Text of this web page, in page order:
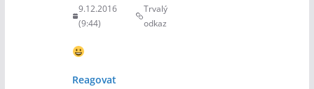
9.12.2016
(9:44)
Trvalý
odkaz
Reagovat